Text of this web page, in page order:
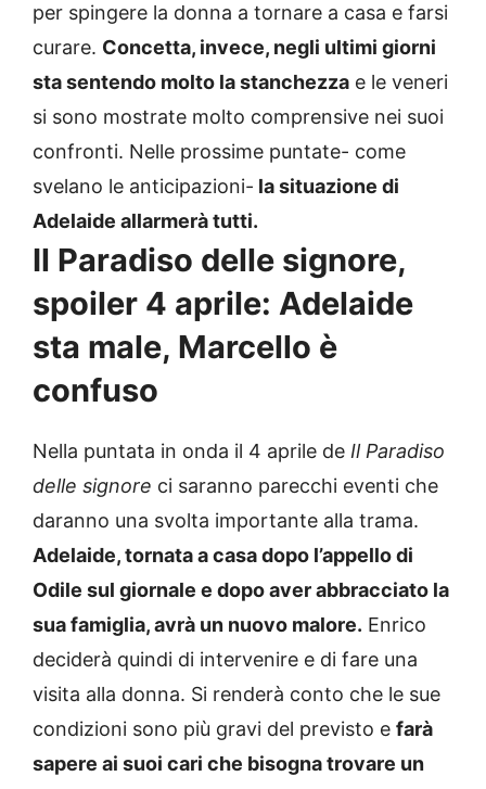
per spingere la donna a tornare a casa e farsi
curare. Concetta, invece, negli ultimi giorni
sta sentendo molto la stanchezza e le veneri
si sono mostrate molto comprensive nei suoi
confronti. Nelle prossime puntate- come
svelano le anticipazioni- la situazione di
Adelaide allarmerà tutti.
Il Paradiso delle signore,
spoiler 4 aprile: Adelaide
sta male, Marcello è
confuso
Nella puntata in onda il 4 aprile de Il Paradiso
delle signore ci saranno parecchi eventi che
daranno una svolta importante alla trama.
Adelaide, tornata a casa dopo l’appello di
Odile sul giornale e dopo aver abbracciato la
sua famiglia, avrà un nuovo malore. Enrico
deciderà quindi di intervenire e di fare una
visita alla donna. Si renderà conto che le sue
condizioni sono più gravi del previsto e farà
sapere ai suoi cari che bisogna trovare un